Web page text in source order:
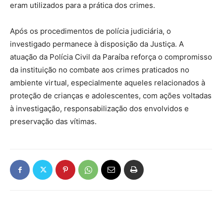
eram utilizados para a prática dos crimes.
Após os procedimentos de polícia judiciária, o
investigado permanece à disposição da Justiça. A
atuação da Polícia Civil da Paraíba reforça o compromisso
da instituição no combate aos crimes praticados no
ambiente virtual, especialmente aqueles relacionados à
proteção de crianças e adolescentes, com ações voltadas
à investigação, responsabilização dos envolvidos e
preservação das vítimas.